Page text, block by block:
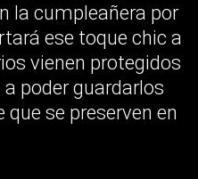
la cumpleañera por
ese toque chic a
vienen protegidos
poder guardarlos
se preserven en